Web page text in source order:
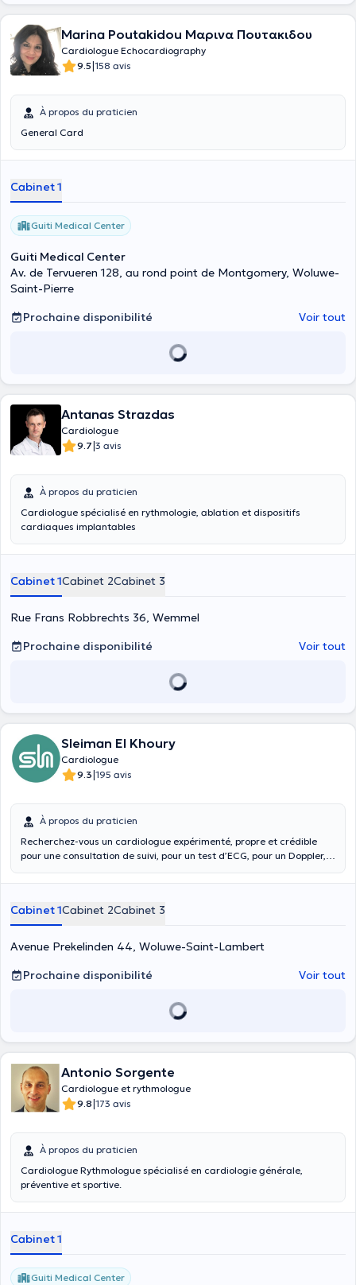
Marina Poutakidou Μαρινα Πουτακιδου
Cardiologue Echocardiography
9.5|158 avis
À propos du praticien
General Card
Cabinet 1
Guiti Medical Center
Guiti Medical Center
Av. de Tervueren 128, au rond point de Montgomery, Woluwe-
Saint-Pierre
Prochaine disponibilité
Voir tout
Antanas Strazdas
Cardiologue
9.7|3 avis
À propos du praticien
Cardiologue spécialisé en rythmologie, ablation et dispositifs
cardiaques implantables
Cabinet 1Cabinet 2Cabinet 3
Rue Frans Robbrechts 36, Wemmel
Prochaine disponibilité
Voir tout
Sleiman El Khoury
Cardiologue
9.3|195 avis
À propos du praticien
Recherchez-vous un cardiologue expérimenté, propre et crédible
pour une consultation de suivi, pour un test d’ECG, pour un Doppler,
cardiaque ? Souffrez-vous d’une pathologie cardiaque, d’un
vous vouliez soigner ? Songez-vous à réaliser un test de fatigue ?
Consultez le docteur
médecine interne et en cardiologie rythmologie de l’Université
Catholique du Louvain, il exerce au Centre médical et paramédical
Saint-Henri à Woluwe-Saint-Lambert. Ponctuel, il s’exprime
couramment en français, en anglais et en arabe. Le Docteur El
Cabinet 1Cabinet 2Cabinet 3
Avenue Prekelinden 44, Woluwe-Saint-Lambert
Prochaine disponibilité
Voir tout
Antonio Sorgente
Cardiologue et rythmologue
9.8|173 avis
À propos du praticien
Cardiologue Rythmologue spécialisé en cardiologie générale,
préventive et sportive.
Cabinet 1
Guiti Medical Center